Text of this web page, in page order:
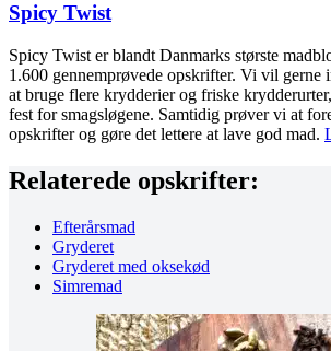
Spicy Twist
Spicy Twist er blandt Danmarks største
1.600 gennemprøvede opskrifter. Vi vil gerne
at bruge flere krydderier og friske
fest for smagsløgene. Samtidig prøver vi at
opskrifter og gøre det lettere at lave god mad.
Relaterede opskrifter:
Efterårsmad
Gryderet
Gryderet med oksekød
Simremad